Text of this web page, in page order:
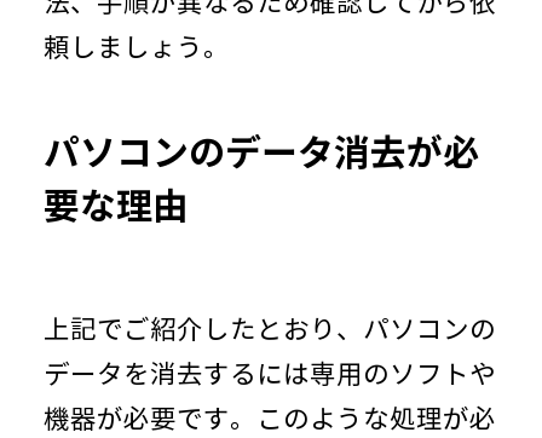
頼しましょう。
パソコンのデータ消去が必
要な理由
上記でご紹介したとおり、パソコンの
データを消去するには専用のソフトや
機器が必要です。このような処理が必